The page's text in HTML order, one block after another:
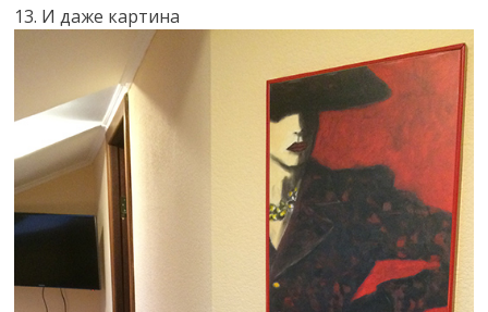
13. И даже картина